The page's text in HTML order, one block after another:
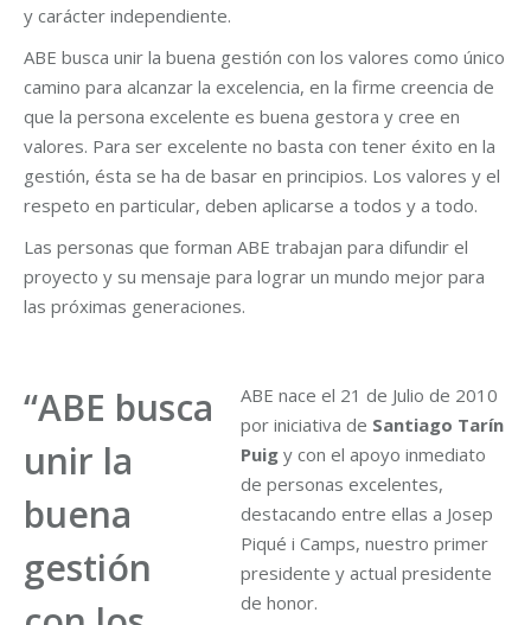
y carácter independiente.
ABE busca unir la buena gestión con los valores como único
camino para alcanzar la excelencia, en la firme creencia de
que la persona excelente es buena gestora y cree en
valores. Para ser excelente no basta con tener éxito en la
gestión, ésta se ha de basar en principios. Los valores y el
respeto en particular, deben aplicarse a todos y a todo.
Las personas que forman ABE trabajan para difundir el
proyecto y su mensaje para lograr un mundo mejor para
las próximas generaciones.
“ABE busca
unir la
buena
gestión
ABE nace el 21 de Julio de 2010
por iniciativa de Santiago Tarín
Puig y con el apoyo inmediato
de personas excelentes,
destacando entre ellas a Josep
Piqué i Camps, nuestro primer
presidente y actual presidente
de honor.